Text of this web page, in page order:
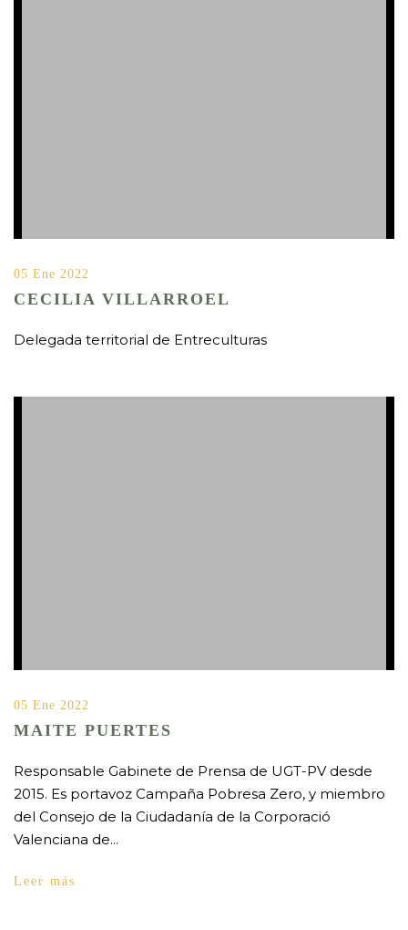
05 Ene 2022
CECILIA VILLARROEL
Delegada territorial de Entreculturas
05 Ene 2022
MAITE PUERTES
Responsable Gabinete de Prensa de UGT-PV desde
2015. Es portavoz Campaña Pobresa Zero, y miembro
del Consejo de la Ciudadanía de la Corporació
Valenciana de...
Leer más